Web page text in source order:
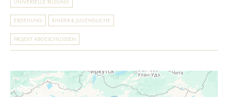
UNIVERSELLE BILDUNG
ERZIEHUNG KINDER & JUGENDLICHE
PROJEKT ABGESCHLOSSEN